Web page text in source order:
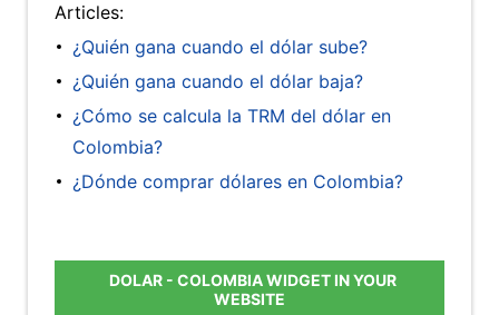
Articles:
¿Quién gana cuando el dólar sube?
¿Quién gana cuando el dólar baja?
¿Cómo se calcula la TRM del dólar en
Colombia?
¿Dónde comprar dólares en Colombia?
DOLAR - COLOMBIA WIDGET IN YOUR
WEBSITE